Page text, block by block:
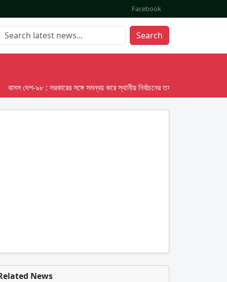
Facebook
Search
দেশ-৯৮ : সরকারের সঙ্গে সমন্বয় করে স্থানীয় নির্বাচনের তফসিল দেবে ইসি; অক্টোবর
News